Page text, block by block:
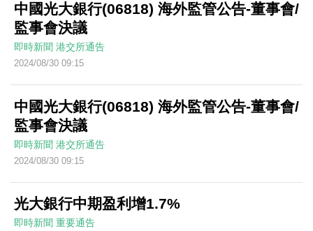
中國光大銀行(06818) 海外監管公告-董事會/
監事會決議
即時新聞 港交所通告
2024/08/30 09:15
中國光大銀行(06818) 海外監管公告-董事會/
監事會決議
即時新聞 港交所通告
2024/08/30 09:15
光大銀行中期盈利增1.7%
即時新聞 重要通告